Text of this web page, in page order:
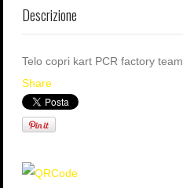
Descrizione
Telo copri kart PCR factory team
Share